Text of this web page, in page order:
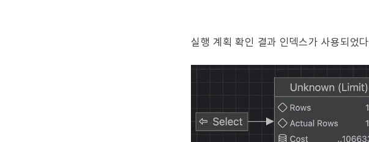
실행 계획 확인 결과 인덱스가 사용되었다.